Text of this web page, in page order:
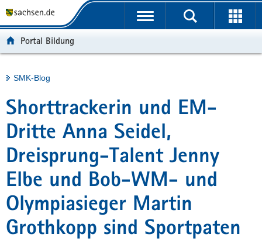
t
b
e
r
g
r
i
f
e
n
d
u
n
h
a
l
e
v
c
e
Portalübergreifende
Portal Bildung
Hauptinhalt
SMK-Blog
Shorttrackerin und EM-
Dritte Anna Seidel,
Dreisprung-Talent Jenny
Elbe und Bob-WM- und
Olympiasieger Martin
Grothkopp sind Sportpaten